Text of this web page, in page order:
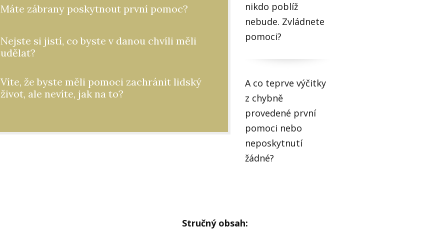
Máte zábrany poskytnout první pomoc?
Nejste si jistí, co byste v danou chvíli měli
udělat?
Víte, že byste měli pomoci zachránit lidský
život, ale nevíte, jak na to?
nikdo poblíž
nebude. Zvládnete
pomoci?
A co teprve výčitky
z chybně
provedené první
pomoci nebo
neposkytnutí
žádné?
Stručný obsah: